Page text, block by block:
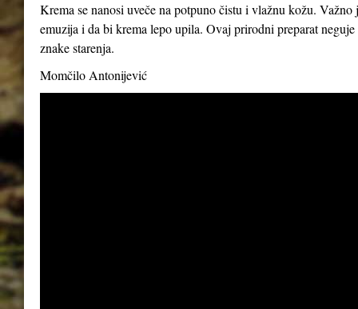
Krema se nanosi uveče na potpuno čistu i vlažnu kožu.
emuzija i da bi krema lepo upila. Ovaj prirodni preparat
znake starenja.
Momčilo Antonijević